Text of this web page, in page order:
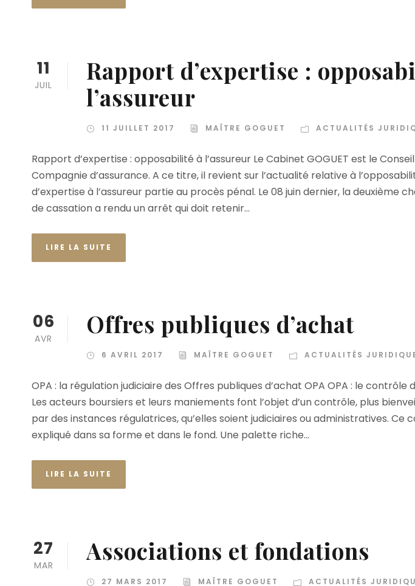
11
JUIL
Rapport d’expertise :
l’assureur
11 JUILLET 2017 MAÎTRE GOGUET ACTUALITÉS
Rapport d’expertise : opposabilité à l’assureur Le Cabinet GOGUET est le
Compagnie d’assurance. A ce titre, il revient sur l’actualité relative à
d’expertise à l’assureur partie au procès pénal. Le 08 juin dernier, la deuxième
de cassation a rendu un arrêt qui doit retenir...
LIRE LA SUITE
06
AVR Offres publiques d’achat
6 AVRIL 2017 MAÎTRE GOGUET ACTUALITÉS
OPA : la régulation judiciaire des Offres publiques d’achat OPA OPA : le contrôle
Les acteurs boursiers et leurs maniements font l’objet d’un contrôle, plus
par des instances régulatrices, qu’elles soient judiciaires ou administratives. Ce
expliqué dans sa forme et dans le fond. Une palette riche...
LIRE LA SUITE
27
MAR Associations et fondations
27 MARS 2017 MAÎTRE GOGUET ACTUALITÉS